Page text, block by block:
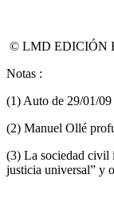
© LMD EDICIÓN
Notas :
(1) Auto de 29/01/
(2) Manuel Ollé
(3) La sociedad civil
justicia universal” y